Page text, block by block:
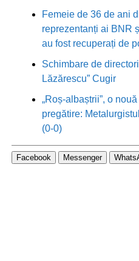
Femeie de 36 de ani
reprezentanți ai BNR
au fost recuperați de
Schimbare de
Lăzărescu” Cugir
„Roș-albaștrii”, o
pregătire:
(0-0)
Facebook Messenger